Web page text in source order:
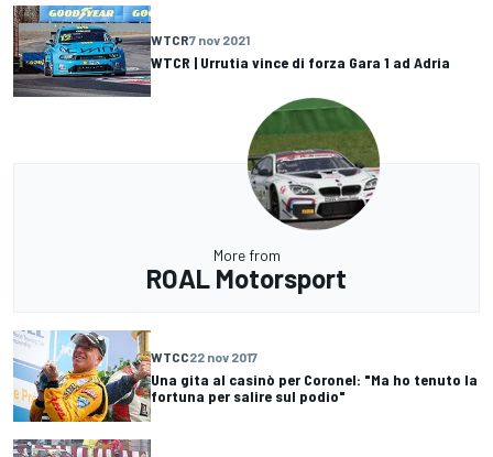
WTCR7 nov 2021
WTCR | Urrutia vince di forza Gara 1 ad Adria
More from
ROAL Motorsport
WTCC22 nov 2017
Una gita al casinò per Coronel: "Ma ho tenuto la
fortuna per salire sul podio"